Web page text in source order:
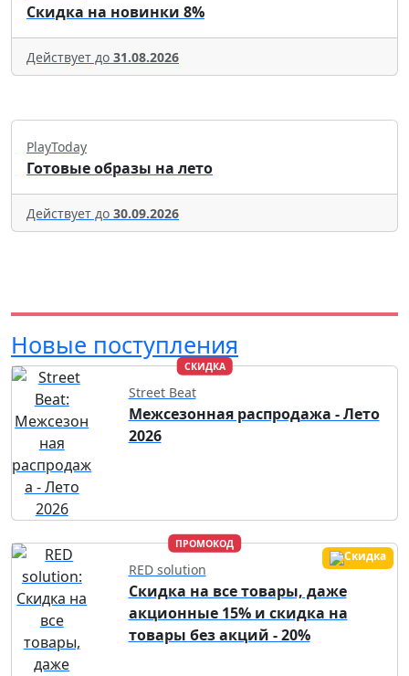
Скидка на новинки 8%
Действует до 31.08.2026
PlayToday
Готовые образы на лето
Действует до 30.09.2026
Новые поступления
СКИДКА
Street Beat
Межсезонная распродажа - Лето
2026
ПРОМОКОД
RED solution
Скидка на все товары, даже
акционные 15% и скидка на
товары без акций - 20%